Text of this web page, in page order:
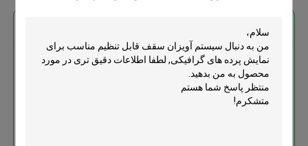
سیستم آویزان سقف قابل تنظیم
مناسب برای نمایش پرده های
گرافیکی